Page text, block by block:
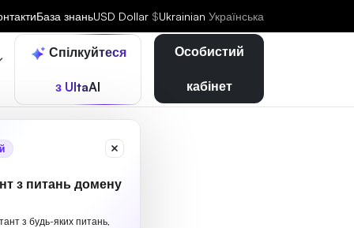
База знаньUSD Dollar $Ukrainian Українська
Спілкуйтеся
з UltaAI
з питань домену
з будь-яких питань,
Особистий
кабінет